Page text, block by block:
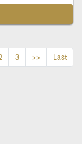
3 >> Last